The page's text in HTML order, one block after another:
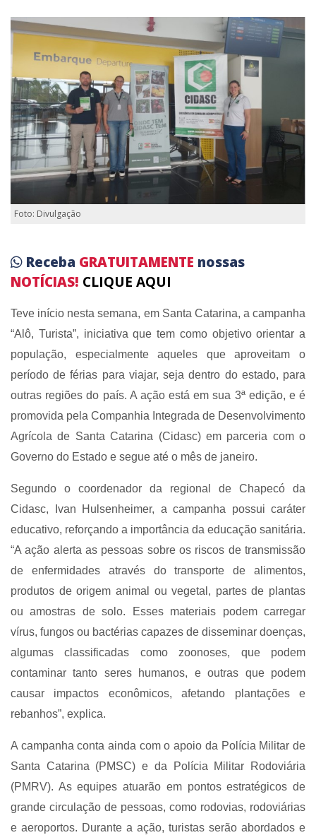
Foto: Divulgação
Receba GRATUITAMENTE nossas
NOTÍCIAS! CLIQUE AQUI
Teve início nesta semana, em Santa Catarina, a campanha
“Alô, Turista”, iniciativa que tem como objetivo orientar a
população, especialmente aqueles que aproveitam o
período de férias para viajar, seja dentro do estado, para
outras regiões do país. A ação está em sua 3ª edição, e é
promovida pela Companhia Integrada de Desenvolvimento
Agrícola de Santa Catarina (Cidasc) em parceria com o
Governo do Estado e segue até o mês de janeiro.
Segundo o coordenador da regional de Chapecó da
Cidasc, Ivan Hulsenheimer, a campanha possui caráter
educativo, reforçando a importância da educação sanitária.
“A ação alerta as pessoas sobre os riscos de transmissão
de enfermidades através do transporte de alimentos,
produtos de origem animal ou vegetal, partes de plantas
ou amostras de solo. Esses materiais podem carregar
vírus, fungos ou bactérias capazes de disseminar doenças,
algumas classificadas como zoonoses, que podem
contaminar tanto seres humanos, e outras que podem
causar impactos econômicos, afetando plantações e
rebanhos”, explica.
A campanha conta ainda com o apoio da Polícia Militar de
Santa Catarina (PMSC) e da Polícia Militar Rodoviária
(PMRV). As equipes atuarão em pontos estratégicos de
grande circulação de pessoas, como rodovias, rodoviárias
e aeroportos. Durante a ação, turistas serão abordados e